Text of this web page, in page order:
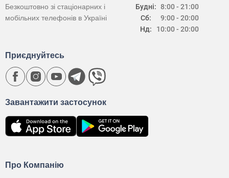
Будні:
Сб:
Нд:
8:00 - 21:00
9:00 - 20:00
10:00 - 20:00
Безкоштовно зі стаціонарних і
мобільних телефонів в Україні
Про Компанію
Завантажити застосунок
Приєднуйтесь